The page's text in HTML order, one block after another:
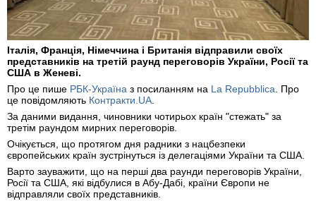
Італія, Франція, Німеччина і Британія відправили своїх
представників на третій раунд переговорів України, Росії та
США в Женеві.
Про це пише РБК-Україна з посиланням на La Repubblica . Про
це повідомляють Контракти.UA
За даними видання, чиновники чотирьох країн "стежать" за
третім раундом мирних переговорів.
Очікується, що протягом дня радники з нацбезпеки
європейських країн зустрінуться із делегаціями України та США.
Варто зауважити, що на перші два раунди переговорів України,
Росії та США, які відбулися в Абу-Дабі, країни Європи не
відправляли своїх представників.